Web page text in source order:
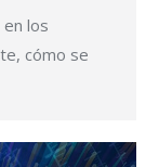
los
cómo se